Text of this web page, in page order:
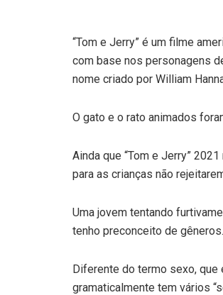
“Tom e Jerry” é um filme
com base nos personagens
nome criado por William
O gato e o rato animados
Ainda que “Tom e Jerry”
para as crianças não
Uma jovem tentando
tenho preconceito de gêneros.
Diferente do termo sexo, que
gramaticalmente tem vários